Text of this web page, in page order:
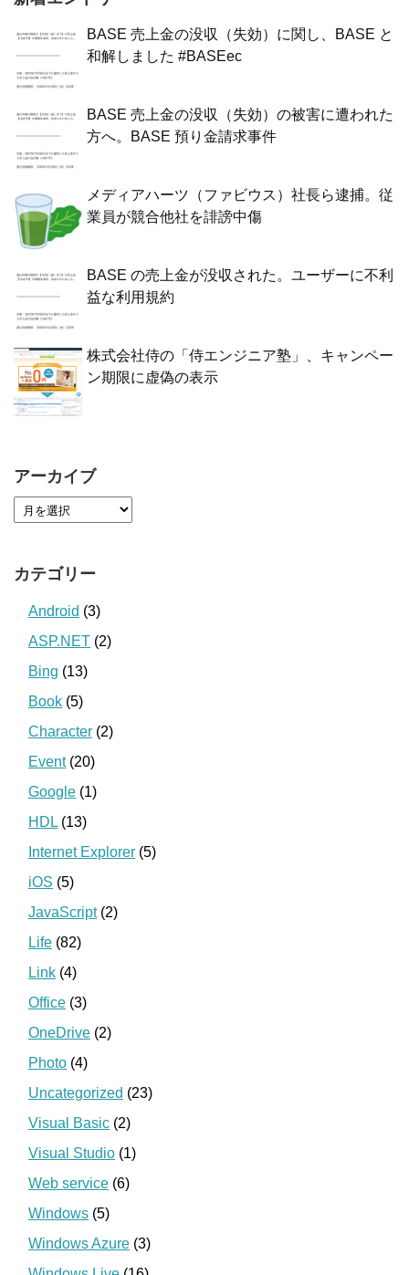
BASE 売上金の没収（失効）に関し、BASE と
和解しました #BASEec
BASE 売上金の没収（失効）の被害に遭われた
方へ。BASE 預り金請求事件
メディアハーツ（ファビウス）社長ら逮捕。従
業員が競合他社を誹謗中傷
BASE の売上金が没収された。ユーザーに不利
益な利用規約
株式会社侍の「侍エンジニア塾」、キャンペー
ン期限に虚偽の表示
アーカイブ
カテゴリー
Android (3)
ASP.NET (2)
Bing (13)
Book (5)
Character (2)
Event(20)
Google (1)
HDL (13)
Internet Explorer (5)
iOS (5)
JavaScript(2)
Life (82)
Link (4)
Office (3)
OneDrive (2)
Photo (4)
Uncategorized (23)
Visual Basic (2)
Visual Studio (1)
Web service (6)
Windows (5)
Windows Azure (3)